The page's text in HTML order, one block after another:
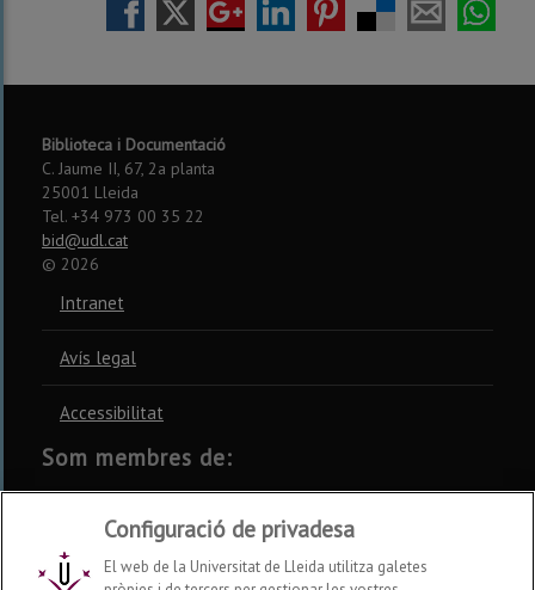
Biblioteca i Documentació
C. Jaume II, 67, 2a planta
25001 Lleida
Tel. +34 973 00 35 22
bid@udl.cat
© 2026
Intranet
Avís legal
Accessibilitat
Som membres de:
CSUC REBIUN CRUE
Configuració de privadesa
El web de la Universitat de Lleida utilitza galetes